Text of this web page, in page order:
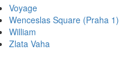
Voyage
Wenceslas Square (Praha 1)
William
Zlata Vaha